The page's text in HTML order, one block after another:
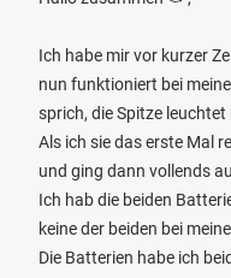
Ich habe mir vor kurzer
nun funktioniert bei
sprich, die Spitze leuchtet
Als ich sie das erste Mal
und ging dann vollends
Ich hab die beiden
keine der beiden bei
Die Batterien habe ich